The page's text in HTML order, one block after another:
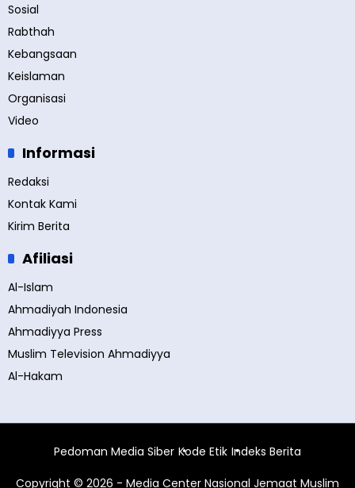
Sosial
Rabthah
Kebangsaan
Keislaman
Organisasi
Video
Informasi
Redaksi
Kontak Kami
Kirim Berita
Afiliasi
Al-Islam
Ahmadiyah Indonesia
Ahmadiyya Press
Muslim Television Ahmadiyya
Al-Hakam
Pedoman Media Siber Kode Etik Indeks Berita
Copyright © 2026 - Media Center Nasional Jemaat Muslim